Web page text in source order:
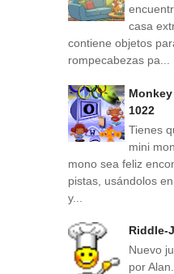
casa
contiene objetos
rompecabezas pa...
1022
Tienes
mini
mono sea feliz
pistas, usándolos
y...
Riddle-
Nuevo
por